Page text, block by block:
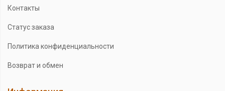
Контакты
Статус заказа
Политика конфиденциальности
Возврат и обмен